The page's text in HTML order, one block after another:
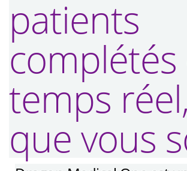
patients
complétés
temps
que vous